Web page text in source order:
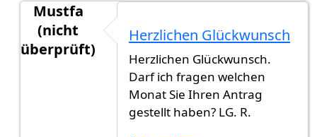
Mustfa
(nicht
überprüft)
Hi zusammen, habe vor 10…von
Herzlichen Glückwunsch
Herzlichen Glückwunsch.
Darf ich fragen welchen
Monat Sie Ihren Antrag
gestellt haben? LG. R.